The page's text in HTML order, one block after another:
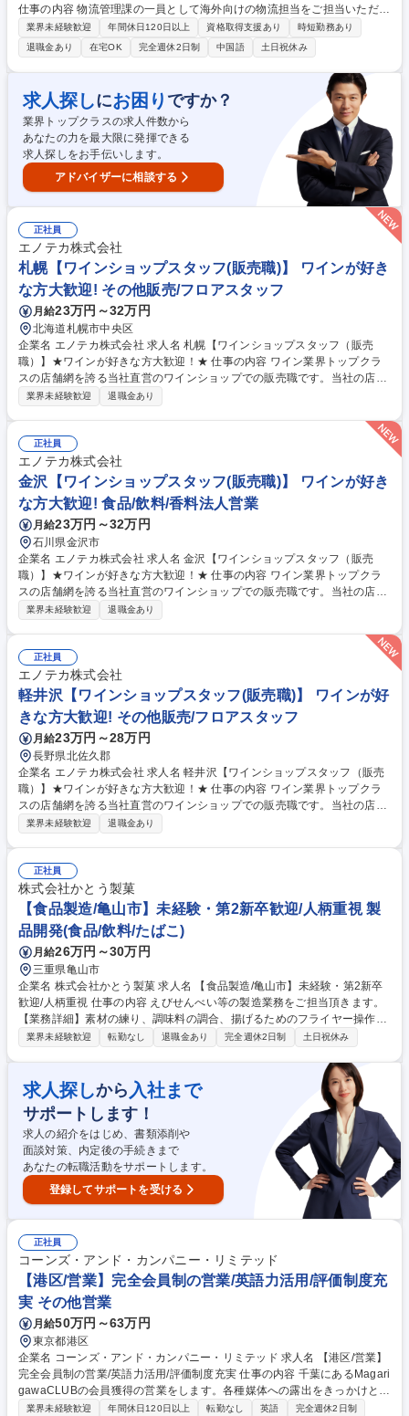
仕事の内容 物流管理課の一員として海外向けの物流担当をご担当いただき
ます。 【入社後すぐ（1年間程度を目安）】 ■顧客対応：受注業務、納期
回答、必要データ作成 ■社内対応：在庫確認、配車確認及び依頼、自身の
担当顧客/製品に紐付いた営業/生産管理担当との在庫や納期調整、請求書
締め等事務作業 【業務に慣れてきたら（入社1年後程度を目安）】 ■海外
向け物流網の構築、DXを活用した海外向け業務の改善等物流企画業務：
業務内容についての課題発掘/推進作業、部署内での業務効率化、業務推進
など影響力の発揮、ISOに基づく文書制改訂、監査対応等 募集職種 【新横
浜/海外向け物流担当】外国語を使用して半導体市場で経験を積みたい方
業界未経験歓迎 年間休日120日以上 資格取得支援あり
時短勤務あり
退職金あり
在宅OK 完全週休2日制 中国語 土日祝休み
求人探しにお困り ですか？
業界トップクラスの求人件数から
あなたの力を最大限に発揮できる
求人探しをお手伝いします。
アドバイザーに相談する
正社員
エノテカ株式会社
札幌【ワインショップスタッフ(販売職)】 ワインが好き
な方大歓迎! その他販売/フロアスタッフ
月給23万円～32万円
北海道札幌市中央区
企業名 エノテカ株式会社 求人名 札幌【ワインショップスタッフ（販売
職）】★ワインが好きな方大歓迎！★ 仕事の内容 ワイン業界トップクラ
スの店舗網を誇る当社直営のワインショップでの販売職です。当社の店舗
で扱うワインは自社直輸入。世界中の銘醸ワイン約3,000種類輸入、販売
出し、陳列・補充、POP作成 ◆レジ業務 ◆梱包、発送作業 ◆発注作業 ◆
店内イベントの企画、販売戦略、集客戦略、商品戦略の立案等 ◆販促物作
成 ※お客様からワインに関するアドバイスを求められることも多い仕事で
すので、ワインに関する勉強は欠かせません。入社後はワインエキスパー
トなどの資格取得も目指して頂きます。 募集職種 札幌【ワインショップ
スタッフ（販売職）】★ワインが好きな方大歓迎！★
業界未経験歓迎 退職金あり
正社員
エノテカ株式会社
金沢【ワインショップスタッフ(販売職)】 ワインが好き
な方大歓迎! 食品/飲料/香料法人営業
月給23万円～32万円
石川県金沢市
企業名 エノテカ株式会社 求人名 金沢【ワインショップスタッフ（販売
職）】★ワインが好きな方大歓迎！★ 仕事の内容 ワイン業界トップクラ
スの店舗網を誇る当社直営のワインショップでの販売職です。当社の店舗
で扱うワインは自社直輸入。世界中の銘醸ワイン約3,000種類輸入、販売
出し、陳列・補充、POP作成 ◆レジ業務 ◆梱包、発送作業 ◆発注作業 ◆
店内イベントの企画、販売戦略、集客戦略、商品戦略の立案等 ◆販促物作
成 ※お客様からワインに関するアドバイスを求められることも多い仕事で
すので、ワインに関する勉強は欠かせません。入社後はワインエキスパー
トなどの資格取得も目指して頂きます。 募集職種 金沢【ワインショップ
スタッフ（販売職）】★ワインが好きな方大歓迎！★
業界未経験歓迎 退職金あり
正社員
エノテカ株式会社
軽井沢【ワインショップスタッフ(販売職)】 ワインが好
きな方大歓迎! その他販売/フロアスタッフ
月給23万円～28万円
長野県北佐久郡
企業名 エノテカ株式会社 求人名 軽井沢【ワインショップスタッフ（販売
職）】★ワインが好きな方大歓迎！★ 仕事の内容 ワイン業界トップクラ
スの店舗網を誇る当社直営のワインショップでの販売職です。当社の店舗
で扱うワインは自社直輸入。世界中の銘醸ワイン約3,000種類輸入、販売
店内イベントの企画、販売戦略、集客戦略、商品戦略の立案等 ◆販促物作
成 ※お客様からワインに関するアドバイスを求められることも多い仕事で
すので、ワインに関する勉強は欠かせません。入社後はワインエキスパー
トなどの資格取得も目指して頂きます。 募集職種 軽井沢【ワインショッ
プスタッフ（販売職）】★ワインが好きな方大歓迎！★
業界未経験歓迎 退職金あり
正社員
株式会社かとう製菓
【食品製造/亀山市】未経験・第2新卒歓迎/人柄重視 製
品開発(食品/飲料/たばこ)
月給26万円～30万円
三重県亀山市
企業名 株式会社かとう製菓 求人名 【食品製造/亀山市】未経験・第2新卒
歓迎/人柄重視 仕事の内容 えびせんべい等の製造業務をご担当頂きます。
【業務詳細】素材の練り、調味料の調合、揚げるためのフライヤー操作な
ど一連の工程をお任せします。 【教育について】 えびせんは、気温や湿
品です。 当社のスペシャリストたちが、未経験でも丁寧に教えていきます
ので、安心して、ご応募ください！ 募集職種 【食品製造/亀山市】未経
験・第2新卒歓迎/人柄重視
業界未経験歓迎 転勤なし 退職金あり 完全週休2日制 土日祝休み
求人探しから 入社まで
サポートします！
求人の紹介をはじめ、書類添削や
面談対策、内定後の手続きまで
あなたの転職活動をサポートします。
登録してサポートを受ける
正社員
コーンズ・アンド・カンパニー・リミテッド
【港区/営業】完全会員制の営業/英語力活用/評価制度充
実 その他営業
月給50万円～63万円
東京都港区
企業名 コーンズ・アンド・カンパニー・リミテッド 求人名 【港区/営業】
完全会員制の営業/英語力活用/評価制度充実 仕事の内容 千葉にあるMagari
gawaCLUBの会員獲得の営業をします。各種媒体への露出をきっかけとし
た問い合わせからの獲得、紹介からの獲得（会員・グループ会社・販売協
業界未経験歓迎 年間休日120日以上 転勤なし 英語
完全週休2日制